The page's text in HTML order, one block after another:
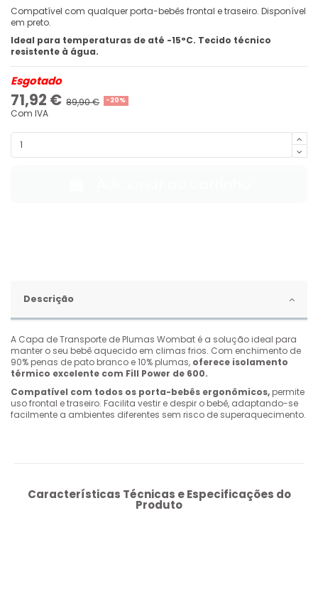
Compatível com qualquer porta-bebês frontal e traseiro. Disponível
em preto.
Ideal para temperaturas de até -15°C. Tecido técnico
resistente à água.
Esgotado
71,92 € 89,90 € -20%
Com IVA
Descrição
A Capa de Transporte de Plumas Wombat é a solução ideal para
manter o seu bebê aquecido em climas frios. Com enchimento de
90% penas de pato branco e 10% plumas, oferece isolamento
térmico excelente com Fill Power de 600.
Compatível com todos os porta-bebês ergonômicos, permite
uso frontal e traseiro. Facilita vestir e despir o bebê, adaptando-se
facilmente a ambientes diferentes sem risco de superaquecimento.
Características Técnicas e Especificações do
Produto